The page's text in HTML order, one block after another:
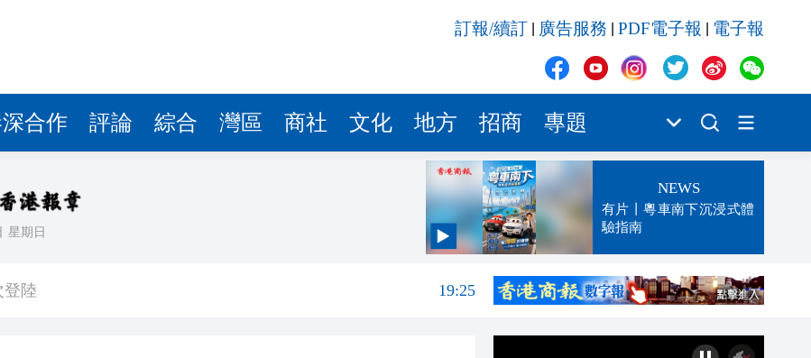
訂報/續訂 廣告服務 PDF電子報 電子報
合作 評論 綜合 灣區 商社 文化 地方 招商 專題
星期日
NEWS
有片丨粵車南下沉浸式體
驗指南